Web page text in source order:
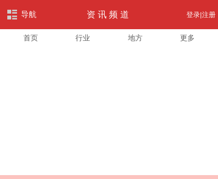
导航 资讯频道 登录|注册
首页 行业 地方 更多